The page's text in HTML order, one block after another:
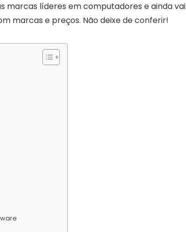
marcas líderes em computadores e ainda vai
marcas e preços. Não deixe de conferir!